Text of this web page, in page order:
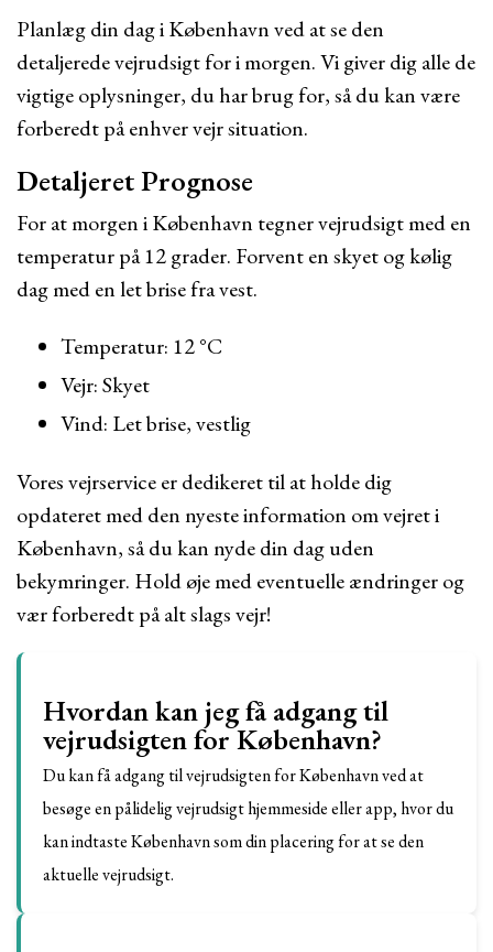
Planlæg din dag i København ved at se den
detaljerede vejrudsigt for i morgen. Vi giver dig alle de
vigtige oplysninger, du har brug for, så du kan være
forberedt på enhver vejr situation.
Detaljeret Prognose
For at morgen i København tegner vejrudsigt med en
temperatur på 12 grader. Forvent en skyet og kølig
dag med en let brise fra vest.
Temperatur: 12 °C
Vejr: Skyet
Vind: Let brise, vestlig
Vores vejrservice er dedikeret til at holde dig
opdateret med den nyeste information om vejret i
København, så du kan nyde din dag uden
bekymringer. Hold øje med eventuelle ændringer og
vær forberedt på alt slags vejr!
Hvordan kan jeg få adgang til
vejrudsigten for København?
Du kan få adgang til vejrudsigten for København ved at
besøge en pålidelig vejrudsigt hjemmeside eller app, hvor du
kan indtaste København som din placering for at se den
aktuelle vejrudsigt.